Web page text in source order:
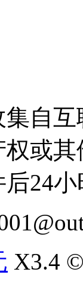
自
或
24
X3.4